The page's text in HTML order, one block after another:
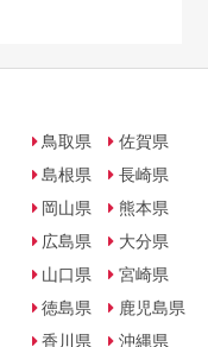
鳥取県
島根県
岡山県
広島県
山口県
徳島県
香川県
佐賀県
長崎県
熊本県
大分県
宮崎県
鹿児島県
沖縄県